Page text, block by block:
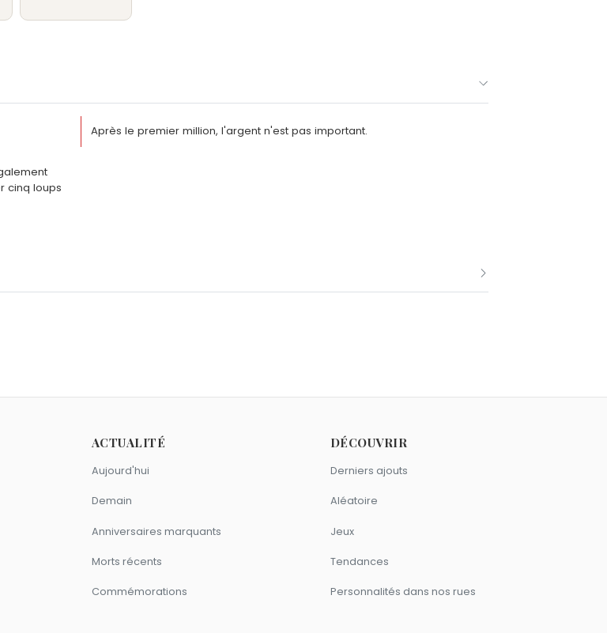
Après le premier million, l'argent n'est pas important.
cinq loups
ACTUALITÉ
Aujourd'hui
Demain
Anniversaires marquants
Morts récents
Commémorations
DÉCOUVRIR
Derniers ajouts
Aléatoire
Jeux
Tendances
Personnalités dans nos rues